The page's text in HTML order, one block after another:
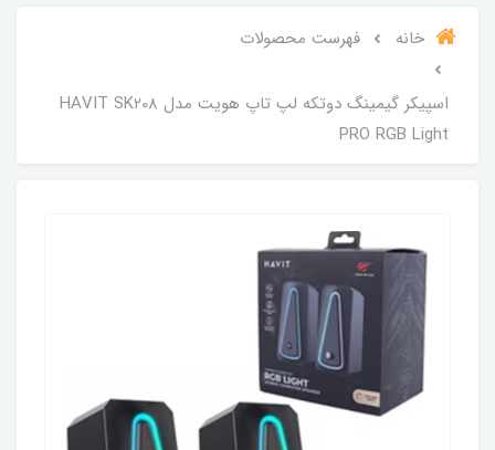
خانه فهرست محصولات
اسپیکر گیمینگ دوتکه لپ تاپ هویت مدل HAVIT SK208
PRO RGB Light